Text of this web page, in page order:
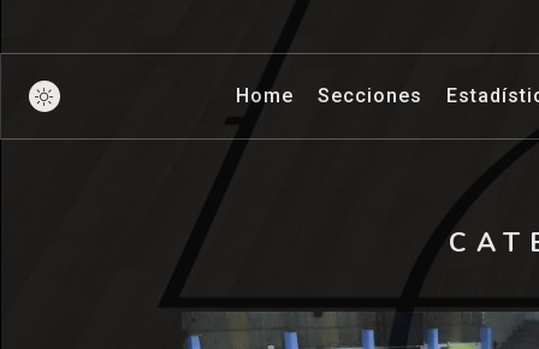
Pick And
Home Secciones